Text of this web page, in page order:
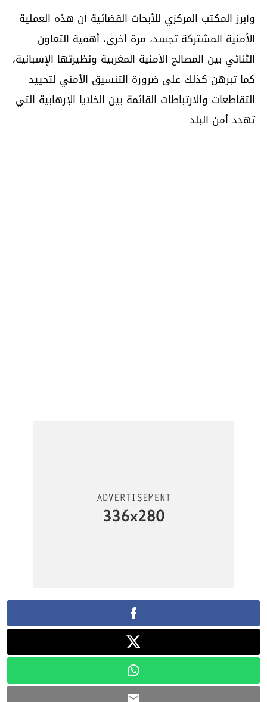
وأبرز المكتب المركزي للأبحاث القضائية أن هذه العملية
الأمنية المشتركة تجسد، مرة أخرى، أهمية التعاون
الثنائي بين المصالح الأمنية المغربية ونظيرتها الإسبانية،
كما تبرهن كذلك على ضرورة التنسيق الأمني لتحييد
التقاطعات والارتباطات القائمة بين الخلايا الإرهابية التي
تهدد أمن البلد